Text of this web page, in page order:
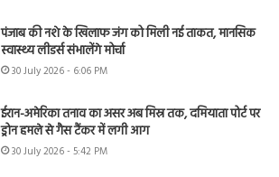
पंजाब की नशे के खिलाफ जंग को मिली नई ताकत, मानसिक
स्वास्थ्य लीडर्स संभालेंगे मोर्चा
30 July 2026 - 6:06 PM
ईरान-अमेरिका तनाव का असर अब मिस्र तक, दमियाता पोर्ट पर
ड्रोन हमले से गैस टैंकर में लगी आग
30 July 2026 - 5:42 PM